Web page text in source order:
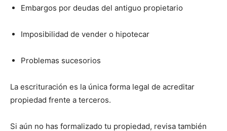
Embargos por deudas del antiguo propietario
Imposibilidad de vender o hipotecar
Problemas sucesorios
La escrituración es la única forma legal de acreditar
propiedad frente a terceros.
Si aún no has formalizado tu propiedad, revisa también